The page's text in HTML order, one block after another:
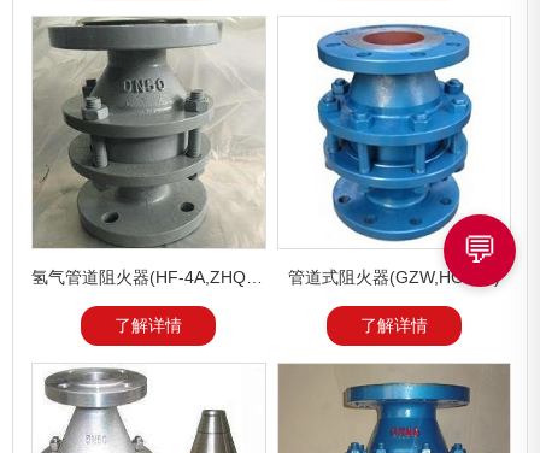
了解详情
管道式阻火器(GZW,HGS07)
了解详情
💬